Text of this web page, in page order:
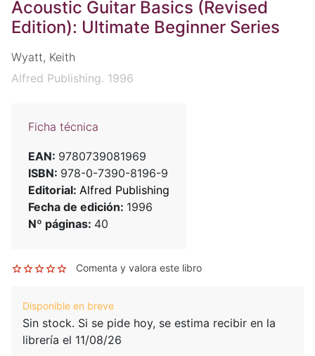
Acoustic Guitar Basics (Revised
Edition): Ultimate Beginner Series
Wyatt, Keith
Alfred Publishing. 1996
Ficha técnica
EAN: 9780739081969
ISBN: 978-0-7390-8196-9
Editorial: Alfred Publishing
Fecha de edición: 1996
Nº páginas: 40
Comenta y valora este libro
Disponible en breve
Sin stock. Si se pide hoy, se estima recibir en la
librería el 11/08/26